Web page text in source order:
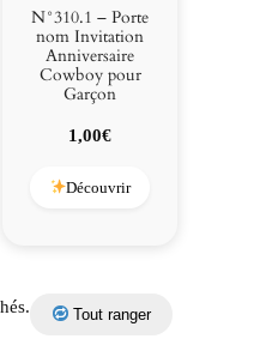
N°310.1 – Porte
nom Invitation
Anniversaire
Cowboy pour
Garçon
1,00€
Découvrir
Tout ranger